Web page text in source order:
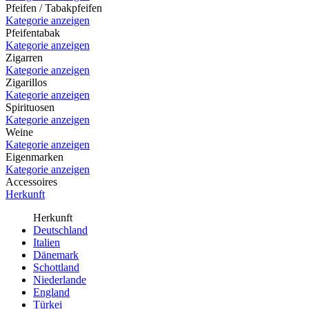
Pfeifen / Tabakpfeifen
Kategorie anzeigen
Pfeifentabak
Kategorie anzeigen
Zigarren
Kategorie anzeigen
Zigarillos
Kategorie anzeigen
Spirituosen
Kategorie anzeigen
Weine
Kategorie anzeigen
Eigenmarken
Kategorie anzeigen
Accessoires
Herkunft
Herkunft
Deutschland
Italien
Dänemark
Schottland
Niederlande
England
Türkei